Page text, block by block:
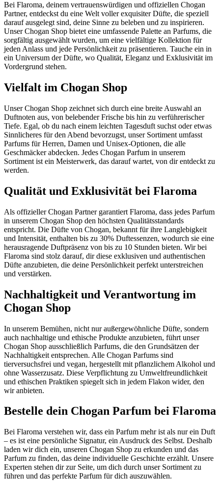
Bei Flaroma, deinem vertrauenswürdigen und offiziellen Chogan
Partner, entdeckst du eine Welt voller exquisiter Düfte, die speziell
darauf ausgelegt sind, deine Sinne zu beleben und zu inspirieren.
Unser Chogan Shop bietet eine umfassende Palette an Parfums, die
sorgfältig ausgewählt wurden, um eine vielfältige Kollektion für
jeden Anlass und jede Persönlichkeit zu präsentieren. Tauche ein in
ein Universum der Düfte, wo Qualität, Eleganz und Exklusivität im
Vordergrund stehen.
Vielfalt im Chogan Shop
Unser Chogan Shop zeichnet sich durch eine breite Auswahl an
Duftnoten aus, von belebender Frische bis hin zu verführerischer
Tiefe. Egal, ob du nach einem leichten Tagesduft suchst oder etwas
Sinnlicheres für den Abend bevorzugst, unser Sortiment umfasst
Parfums für Herren, Damen und Unisex-Optionen, die alle
Geschmäcker abdecken. Jedes Chogan Parfum in unserem
Sortiment ist ein Meisterwerk, das darauf wartet, von dir entdeckt zu
werden.
Qualität und Exklusivität bei Flaroma
Als offizieller Chogan Partner garantiert Flaroma, dass jedes Parfum
in unserem Chogan Shop den höchsten Qualitätsstandards
entspricht. Die Düfte von Chogan, bekannt für ihre Langlebigkeit
und Intensität, enthalten bis zu 30% Duftessenzen, wodurch sie eine
herausragende Duftpräsenz von bis zu 10 Stunden bieten. Wir bei
Flaroma sind stolz darauf, dir diese exklusiven und authentischen
Düfte anzubieten, die deine Persönlichkeit perfekt unterstreichen
und verstärken.
Nachhaltigkeit und Verantwortung im
Chogan Shop
In unserem Bemühen, nicht nur außergewöhnliche Düfte, sondern
auch nachhaltige und ethische Produkte anzubieten, führt unser
Chogan Shop ausschließlich Parfums, die den Grundsätzen der
Nachhaltigkeit entsprechen. Alle Chogan Parfums sind
tierversuchsfrei und vegan, hergestellt mit pflanzlichem Alkohol und
ohne Wasserzusatz. Diese Verpflichtung zu Umweltfreundlichkeit
und ethischen Praktiken spiegelt sich in jedem Flakon wider, den
wir anbieten.
Bestelle dein Chogan Parfum bei Flaroma
Bei Flaroma verstehen wir, dass ein Parfum mehr ist als nur ein Duft
– es ist eine persönliche Signatur, ein Ausdruck des Selbst. Deshalb
laden wir dich ein, unseren Chogan Shop zu erkunden und das
Parfum zu finden, das deine individuelle Geschichte erzählt. Unsere
Experten stehen dir zur Seite, um dich durch unser Sortiment zu
führen und das perfekte Parfum für dich auszuwählen.